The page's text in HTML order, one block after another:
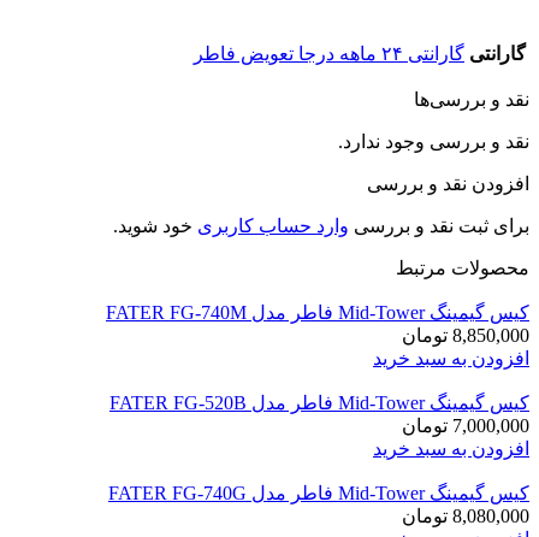
گارانتی گارانتی ۲۴ ماهه درجا تعویض فاطر
نقد و بررسی‌ها
نقد و بررسی وجود ندارد.
افزودن نقد و بررسی
برای ثبت نقد و بررسی وارد حساب کاربری خود شوید.
محصولات مرتبط
کیس گیمینگ Mid-Tower فاطر مدل FATER FG-740M
8,850,000 تومان
افزودن به سبد خرید
کیس گیمینگ Mid-Tower فاطر مدل FATER FG-520B
7,000,000 تومان
افزودن به سبد خرید
کیس گیمینگ Mid-Tower فاطر مدل FATER FG-740G
8,080,000 تومان